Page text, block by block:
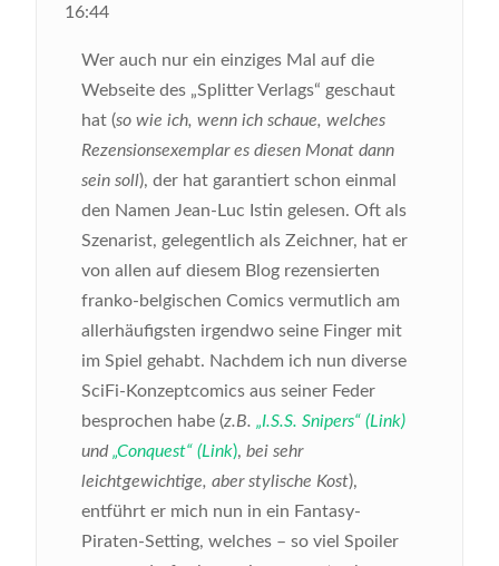
16:44
Wer auch nur ein einziges Mal auf die
Webseite des „Splitter Verlags“ geschaut
hat (so wie ich, wenn ich schaue, welches
Rezensionsexemplar es diesen Monat dann
sein soll), der hat garantiert schon einmal
den Namen Jean-Luc Istin gelesen. Oft als
Szenarist, gelegentlich als Zeichner, hat er
von allen auf diesem Blog rezensierten
franko-belgischen Comics vermutlich am
allerhäufigsten irgendwo seine Finger mit
im Spiel gehabt. Nachdem ich nun diverse
SciFi-Konzeptcomics aus seiner Feder
besprochen habe (z.B. „I.S.S. Snipers“ (Link)
und„Conquest“ (Link), bei sehr
leichtgewichtige, aber stylische Kost),
entführt er mich nun in ein Fantasy-
Piraten-Setting, welches – so viel Spoiler